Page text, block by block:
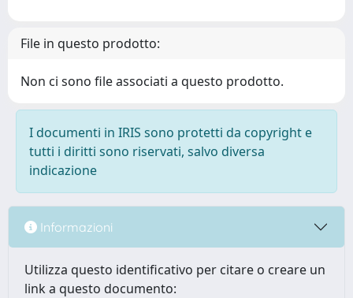
File in questo prodotto:
Non ci sono file associati a questo prodotto.
I documenti in IRIS sono protetti da copyright e
tutti i diritti sono riservati, salvo diversa
indicazione
Informazioni
Utilizza questo identificativo per citare o creare un
link a questo documento: